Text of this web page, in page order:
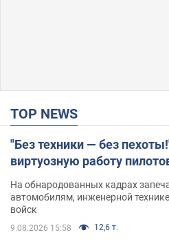
TOP NEWS
"Без техники — без
виртуозную работу
На обнародованных кадрах
автомобилям, инженерной
войск
9.08.2026 15:58 12,6 т.